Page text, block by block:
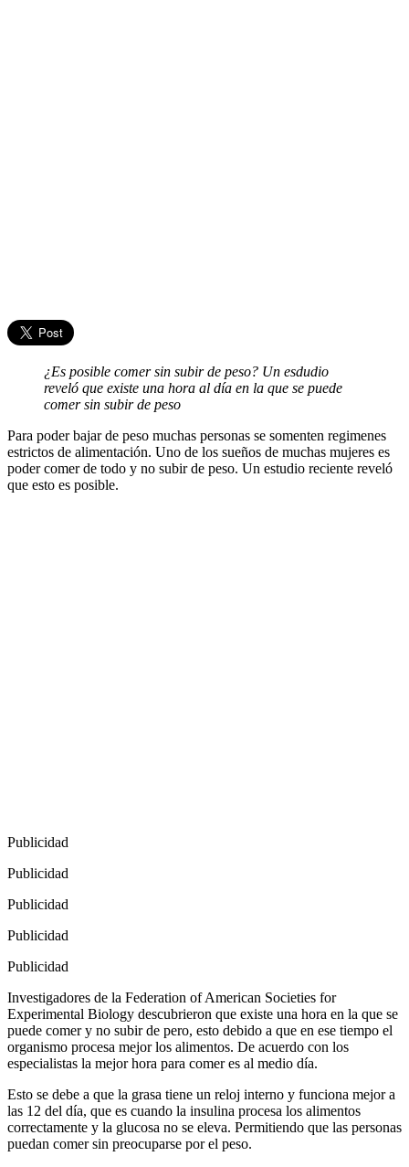
¿Es posible comer sin subir de peso? Un esdudio
reveló que existe una hora al día en la que se puede
comer sin subir de peso
Para poder bajar de peso muchas personas se somenten regimenes
estrictos de alimentación. Uno de los sueños de muchas mujeres es
poder comer de todo y no subir de peso. Un estudio reciente reveló
que esto es posible.
Publicidad
Publicidad
Publicidad
Publicidad
Publicidad
Investigadores de la Federation of American Societies for
Experimental Biology descubrieron que existe una hora en la que se
puede comer y no subir de pero, esto debido a que en ese tiempo el
organismo procesa mejor los alimentos. De acuerdo con los
especialistas la mejor hora para comer es al medio día.
Esto se debe a que la grasa tiene un reloj interno y funciona mejor a
las 12 del día, que es cuando la insulina procesa los alimentos
correctamente y la glucosa no se eleva. Permitiendo que las personas
puedan comer sin preocuparse por el peso.